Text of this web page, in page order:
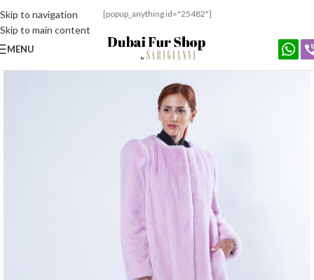
Skip to navigation
Skip to main content
[popup_anything id="25482"]
MENU